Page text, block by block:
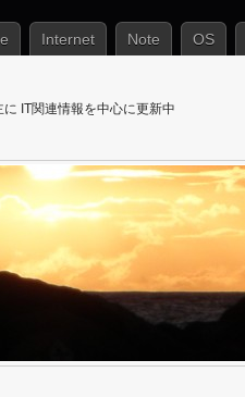
Internet Note OS
に IT関連情報を中心に更新中